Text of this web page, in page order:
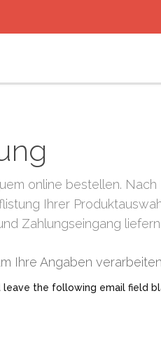
online bestellen.
Ihrer
Zahlungseingang
Ihre Angaben
the following email field